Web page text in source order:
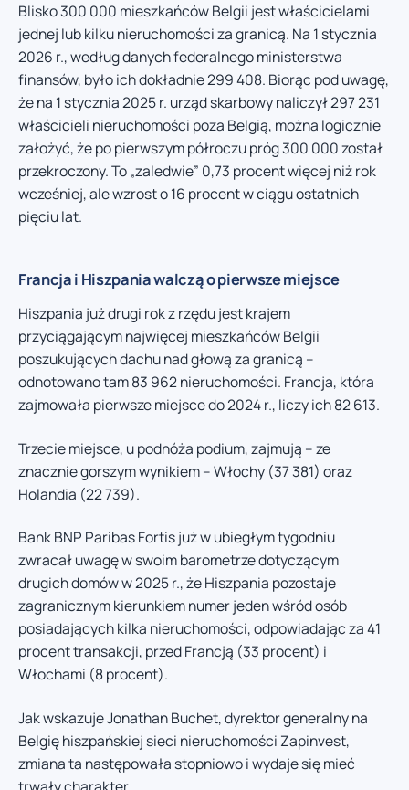
Blisko 300 000 mieszkańców Belgii jest właścicielami
jednej lub kilku nieruchomości za granicą. Na 1 stycznia
2026 r., według danych federalnego ministerstwa
finansów, było ich dokładnie 299 408. Biorąc pod uwagę,
że na 1 stycznia 2025 r. urząd skarbowy naliczył 297 231
właścicieli nieruchomości poza Belgią, można logicznie
założyć, że po pierwszym półroczu próg 300 000 został
przekroczony. To „zaledwie” 0,73 procent więcej niż rok
wcześniej, ale wzrost o 16 procent w ciągu ostatnich
pięciu lat.
Francja i Hiszpania walczą o pierwsze miejsce
Hiszpania już drugi rok z rzędu jest krajem
przyciągającym najwięcej mieszkańców Belgii
poszukujących dachu nad głową za granicą –
odnotowano tam 83 962 nieruchomości. Francja, która
zajmowała pierwsze miejsce do 2024 r., liczy ich 82 613.
Trzecie miejsce, u podnóża podium, zajmują – ze
znacznie gorszym wynikiem – Włochy (37 381) oraz
Holandia (22 739).
Bank BNP Paribas Fortis już w ubiegłym tygodniu
zwracał uwagę w swoim barometrze dotyczącym
drugich domów w 2025 r., że Hiszpania pozostaje
zagranicznym kierunkiem numer jeden wśród osób
posiadających kilka nieruchomości, odpowiadając za 41
procent transakcji, przed Francją (33 procent) i
Włochami (8 procent).
Jak wskazuje Jonathan Buchet, dyrektor generalny na
Belgię hiszpańskiej sieci nieruchomości Zapinvest,
zmiana ta następowała stopniowo i wydaje się mieć
trwały charakter.